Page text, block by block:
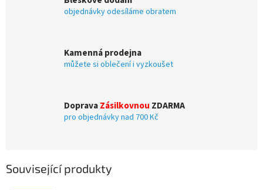
objednávky odesíláme obratem
Kamenná prodejna
můžete si oblečení i vyzkoušet
DopravaZásilkovnou ZDARMA
pro objednávky nad 700 Kč
Související produkty